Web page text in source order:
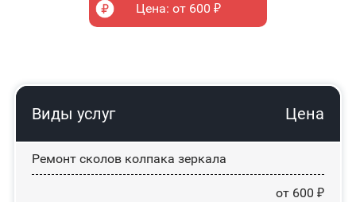
Цена: от 600 ₽
Виды услуг Цена
Ремонт сколов колпака зеркала
от 600 ₽